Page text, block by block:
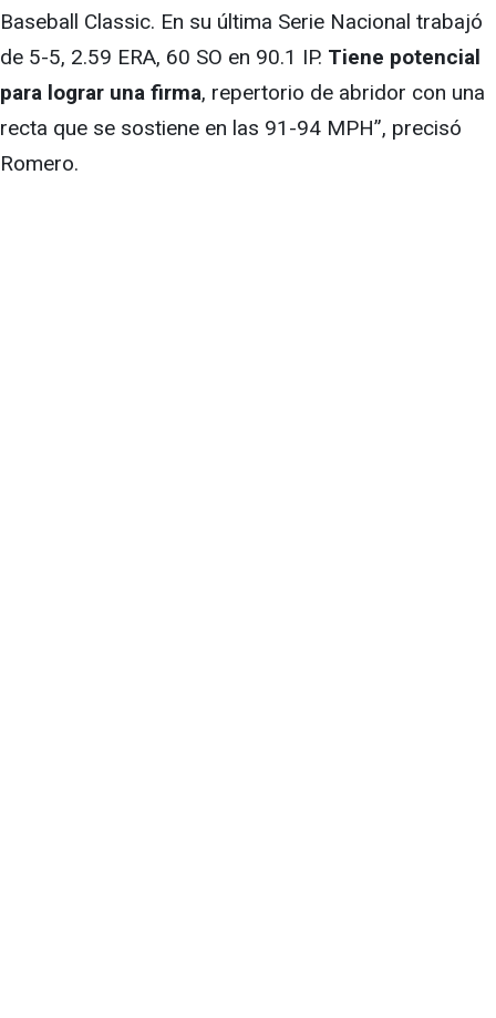
Baseball Classic. En su última Serie Nacional trabajó
de 5-5, 2.59 ERA, 60 SO en 90.1 IP. Tiene potencial
para lograr una firma, repertorio de abridor con una
recta que se sostiene en las 91-94 MPH”, precisó
Romero.